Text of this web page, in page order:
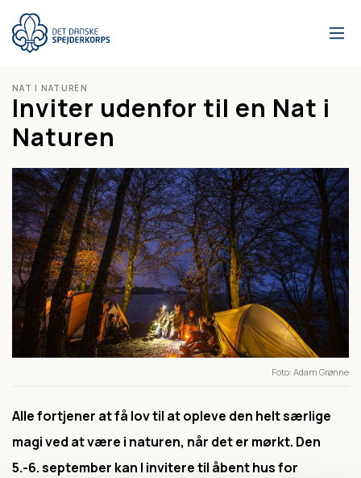
hovedindhold
NAT I NATUREN
Inviter udenfor til en Nat i
Naturen
Foto Adam Grønne
Alle fortjener at få lov til at opleve den helt særlige
magi ved at være i naturen, når det er mørkt. Den
5.-6. september kan I invitere til åbent hus for